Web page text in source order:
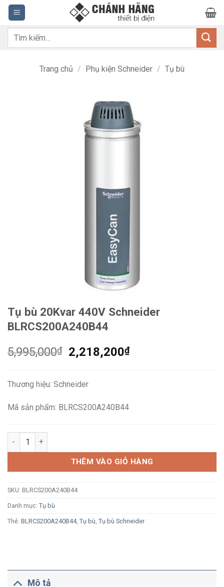
Bỏ
qua
nội
dung
Tìm
Trang chủ / Phụ kiện Schneider / Tụ bù
Tụ bù 20Kvar 440V Schneider
BLRCS200A240B44
5,995,000₫
Giá
5,995,000₫.
2,218,200₫Giá
Thương hiệu: Schneider
Mã sản phẩm: BLRCS200A240B44
Tụ bù 20Kvar 440V Schneider BLRCS200A240B44 số lượng
THÊM VÀO GIỎ HÀNG
SKU: BLRCS200A240B44
Danh mục: Tụ bù
Thẻ: BLRCS200A240B44, Tụ bù Tụ bù Schneider
Mô tả